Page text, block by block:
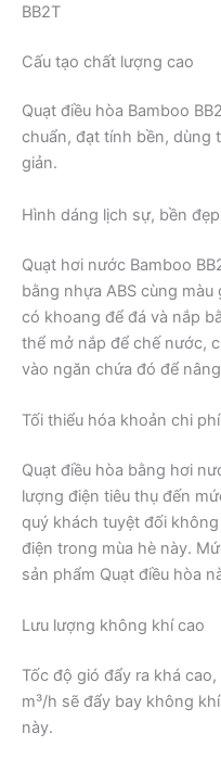
BB2T
Cấu tạo chất lượng cao
Quạt điều hòa Bamboo
chuẩn, đạt tính bền, dùng
giản.
Hình dáng lịch sự, bền
Quạt hơi nước Bamboo
bằng nhựa ABS cùng
có khoang để đá và nắp
thể mở nắp để chế nước,
vào ngăn chứa đó để
Tối thiểu hóa khoản chi
Quạt điều hòa bằng hơi
lượng điện tiêu thụ đến
quý khách tuyệt đối
điện trong mùa hè này.
sản phẩm Quạt điều hòa
Lưu lượng không khí cao
Tốc độ gió đẩy ra khá
m³/h sẽ đẩy bay không
này.